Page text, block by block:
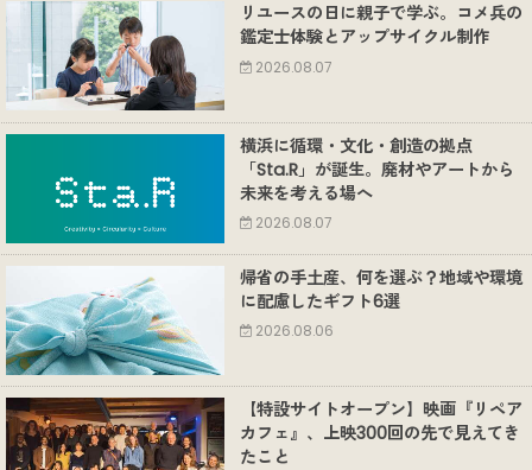
リユースの日に親子で学ぶ。コメ兵の
鑑定士体験とアップサイクル制作
2026.08.07
横浜に循環・文化・創造の拠点
「Sta.R」が誕生。廃材やアートから
未来を考える場へ
2026.08.07
帰省の手土産、何を選ぶ？地域や環境
に配慮したギフト6選
2026.08.06
【特設サイトオープン】映画『リペア
カフェ』、上映300回の先で見えてき
たこと